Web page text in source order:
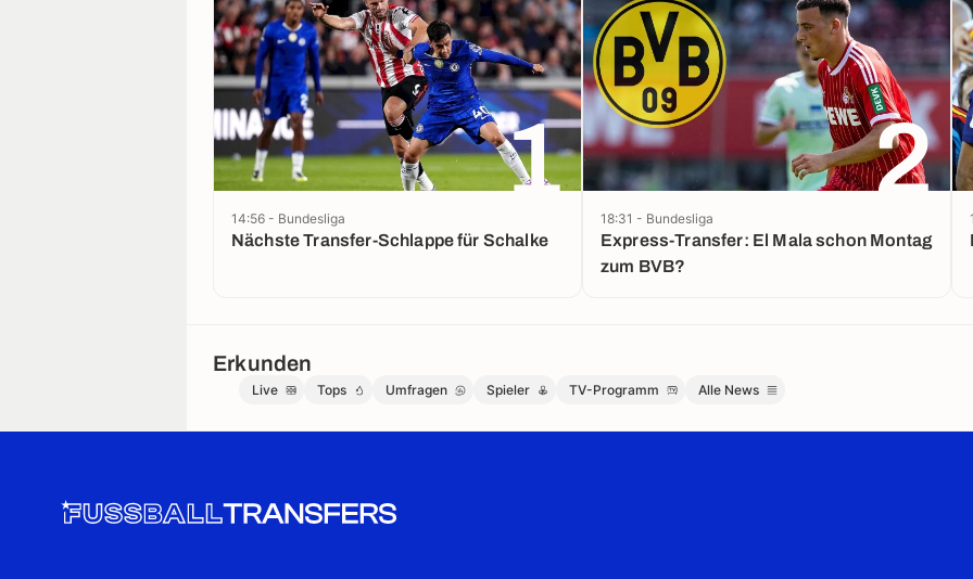
1
Nächste Transfer-Schlappe für Schalke
14:56 - Bundesliga
2
Express-Transfer: El Mala schon Montag
zum BVB?
18:31 - Bundesliga
Erkunden
Live Tops Umfragen Spieler TV-Programm Alle News